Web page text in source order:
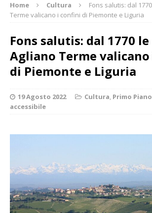
Home Cultura
Fons salutis: dal
Terme valicano i confini di Piemonte e Liguria
Fons salutis: dal 1770
Agliano Terme
di Piemonte e Liguria
19 Agosto 2022 Cultura, Primo Piano
accessibile